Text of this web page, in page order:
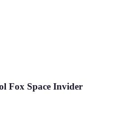
Fox Space Invider